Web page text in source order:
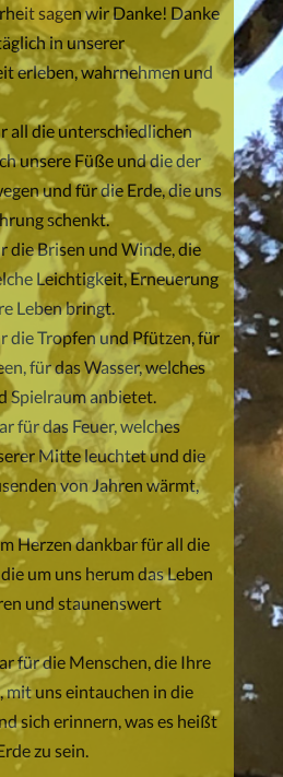
sagen wir Danke! Danke
in unserer
erleben, wahrnehmen und
all die unterschiedlichen
unsere Füße und die der
und für die Erde, die uns
schenkt.
die Brisen und Winde, die
Leichtigkeit, Erneuerung
Leben bringt.
die Tropfen und Pfützen, für
für das Wasser, welches
Spielraum anbietet.
für das Feuer, welches
Mitte leuchtet und die
von Jahren wärmt,
Herzen dankbar für all die
um uns herum das Leben
und staunenswert
für die Menschen, die Ihre
mit uns eintauchen in die
sich erinnern, was es heißt
zu sein.